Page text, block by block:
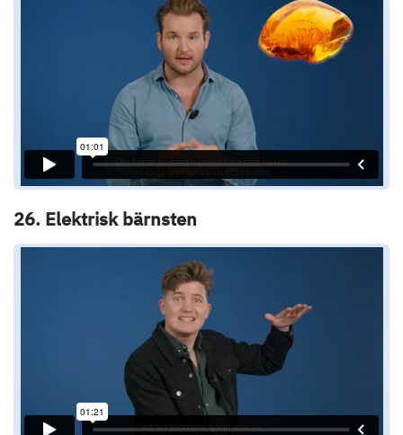
26. Elektrisk bärnsten